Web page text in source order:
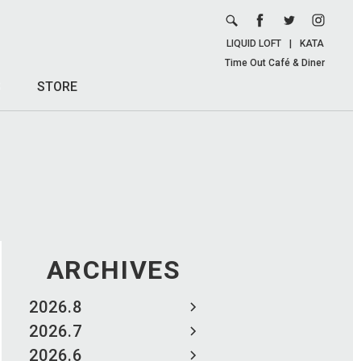
STORE
LIQUID LOFT
KATA
Time Out Café & Diner
ARCHIVES
2026.8
2026.7
2026.6